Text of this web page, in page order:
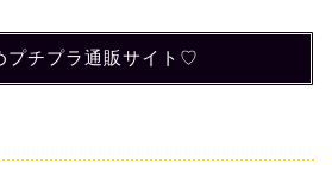
プチプラ通販サイト♡